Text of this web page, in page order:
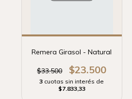
Remera Girasol - Natural
$33.500 $23.500
3 cuotas sin interés de
$7.833,33